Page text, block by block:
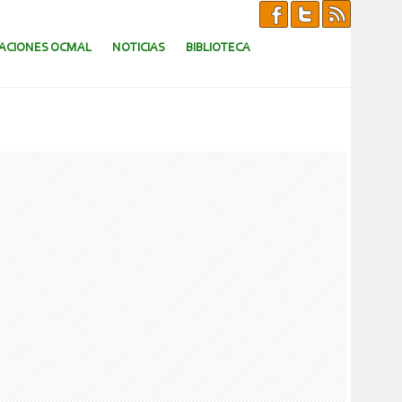
OCMAL NOTICIAS BIBLIOTECA